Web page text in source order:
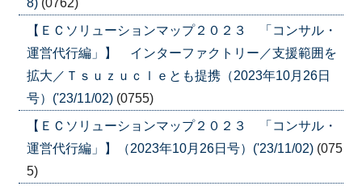
【ＥＣソリューションマップ２０２３ 「コンサル・
運営代行編」】 インターファクトリー／支援範囲を
拡大／Ｔｓｕｚｕｃｌｅとも提携（2023年10月26日
号）('23/11/02) (0755)
【ＥＣソリューションマップ２０２３ 「コンサル・
運営代行編」】（2023年10月26日号）('23/11/02) (075
5)